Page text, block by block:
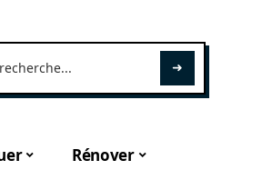
Rénover